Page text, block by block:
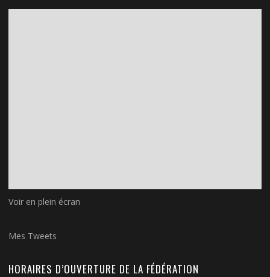
Voir en plein écran
Mes Tweets
HORAIRES D’OUVERTURE DE LA FÉDÉRATION